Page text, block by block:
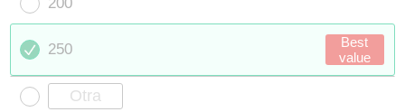
250
Best
value